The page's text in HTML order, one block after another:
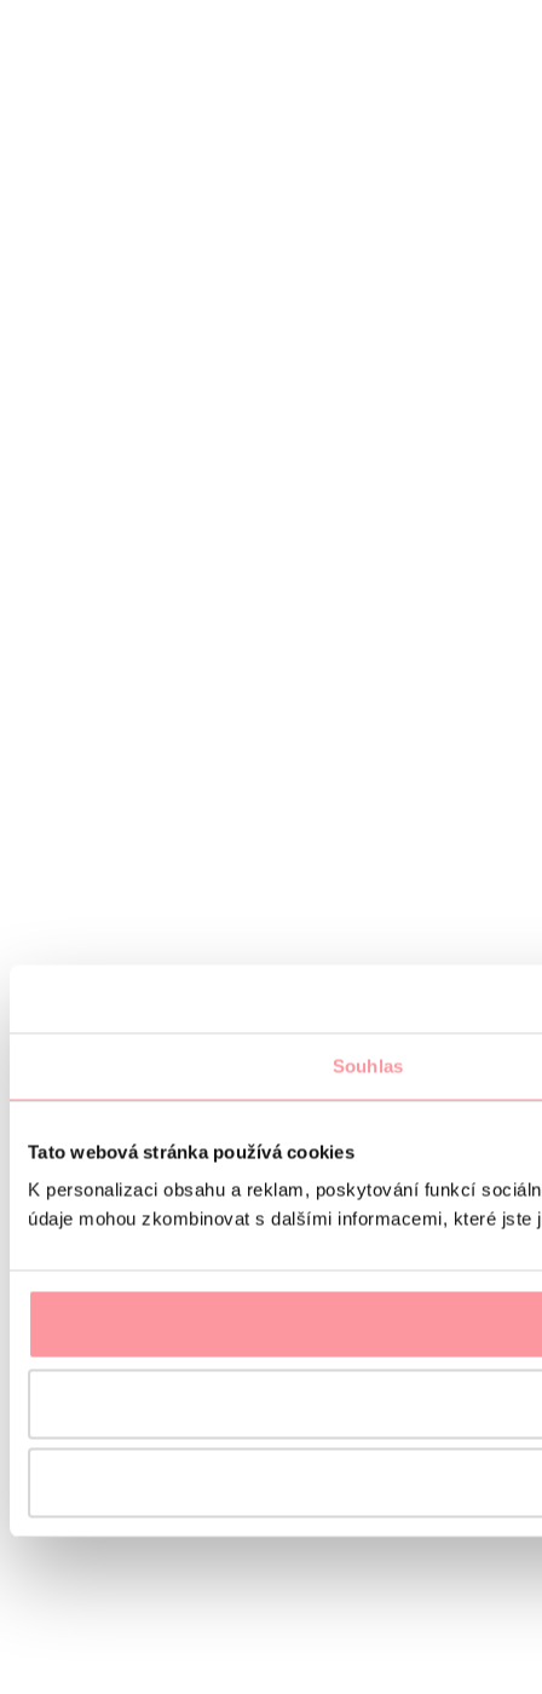
Souhlas
Tato webová stránka používá cookies
K personalizaci obsahu a reklam, poskytování funkcí
údaje mohou zkombinovat s dalšími informacemi, které